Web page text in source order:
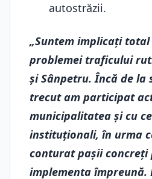
autostrăzii.
„Suntem implicaţi
problemei traficului
şi Sânpetru. Încă de
trecut am participat
municipalitatea şi cu
instituţionali, în urma
conturat paşii concreţi
implementa